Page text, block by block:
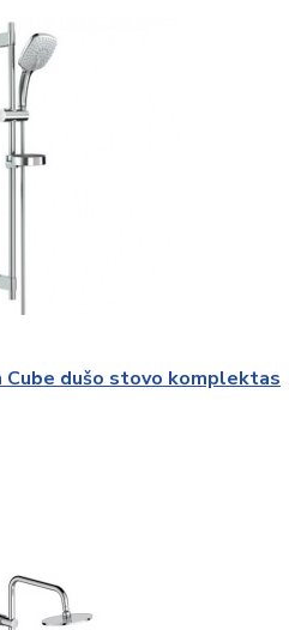
dušo stovo komplektas